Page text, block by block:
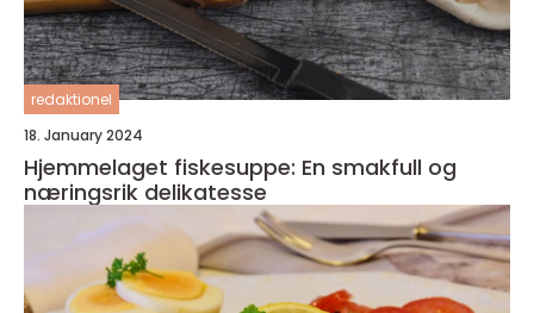
redaktionel
18. January 2024
Hjemmelaget fiskesuppe: En smakfull og
næringsrik delikatesse